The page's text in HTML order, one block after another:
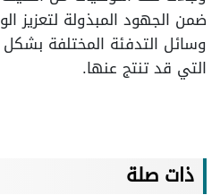
ضمن الجهود المبذولة لتعزيز
وسائل التدفئة المختلفة
التي قد تنتج عنها.
ذات صلة